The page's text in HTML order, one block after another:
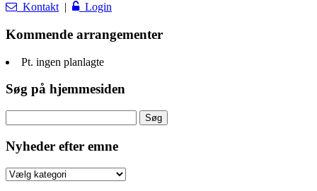
Kontakt | Login
Kommende arrangementer
Pt. ingen planlagte
Søg på hjemmesiden
efter:
Nyheder efter emne
Nyheder